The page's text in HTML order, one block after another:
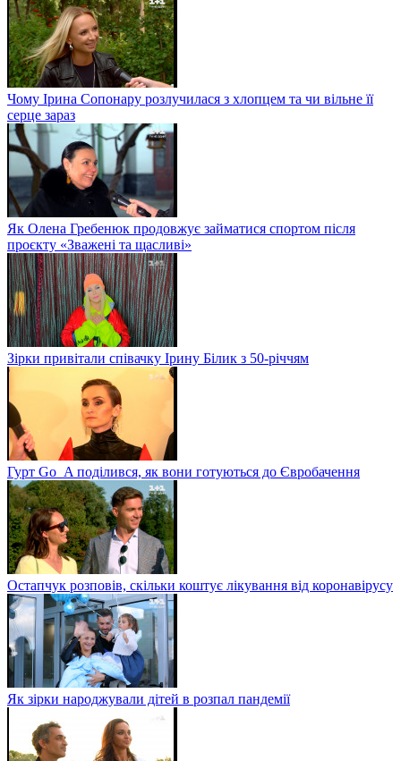
Чому Ірина Сопонару розлучилася з хлопцем та чи вільне її
серце зараз
Як Олена Гребенюк продовжує займатися спортом після
проєкту «Зважені та щасливі»
Зірки привітали співачку Ірину Білик з 50-річчям
Гурт Go_A поділився, як вони готуються до Євробачення
Остапчук розповів, скільки коштує лікування від коронавірусу
Як зірки народжували дітей в розпал пандемії